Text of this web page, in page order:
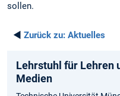
sollen.
◄ Zurück zu: Aktuelles
Lehrstuhl für Lehren
Medien